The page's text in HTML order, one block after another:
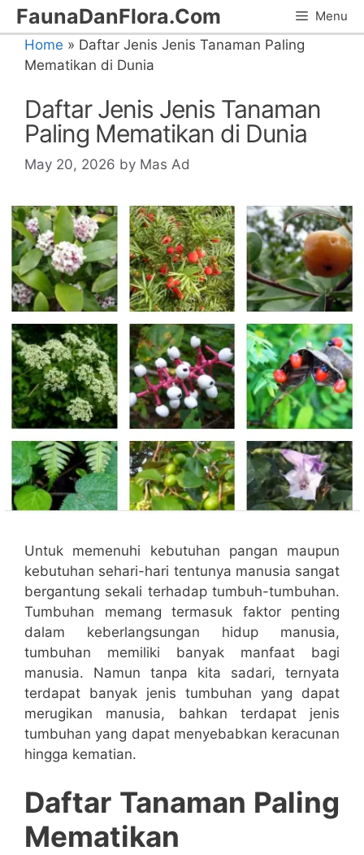
Skip
to
content
FaunaDanFlora.Com Menu
Home » Daftar Jenis Jenis Tanaman Paling
Mematikan di Dunia
Daftar Jenis Jenis Tanaman
Paling Mematikan di Dunia
May 20, 2026 by Mas Ad
Untuk memenuhi kebutuhan pangan maupun
kebutuhan sehari-hari tentunya manusia sangat
bergantung sekali terhadap tumbuh-tumbuhan.
Tumbuhan memang termasuk faktor penting
dalam keberlangsungan hidup manusia,
tumbuhan memiliki banyak manfaat bagi
manusia. Namun tanpa kita sadari, ternyata
terdapat banyak jenis tumbuhan yang dapat
merugikan manusia, bahkan terdapat jenis
tumbuhan yang dapat menyebabkan keracunan
hingga kematian.
Daftar Tanaman Paling
Mematikan